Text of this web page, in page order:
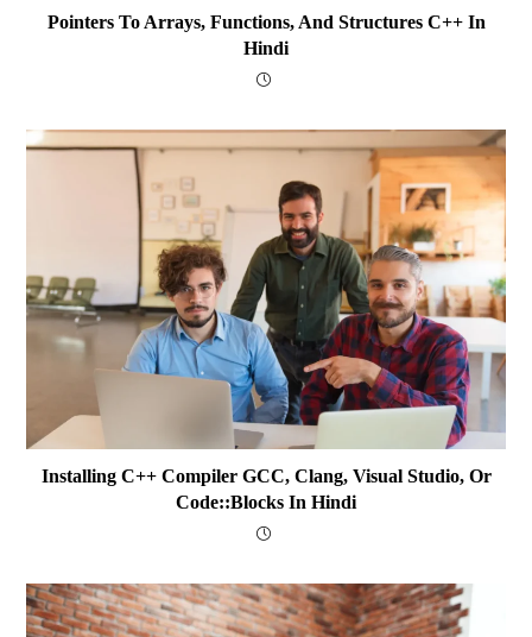
Pointers To Arrays, Functions, And Structures C++ In
Hindi
Installing C++ Compiler GCC, Clang, Visual Studio, Or
Code::Blocks In Hindi